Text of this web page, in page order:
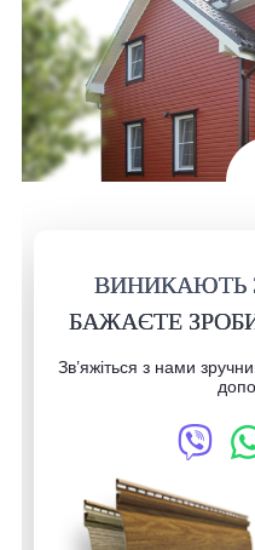
ВИНИКАЮТЬ
БАЖАЄТЕ
Зв’яжіться з нами